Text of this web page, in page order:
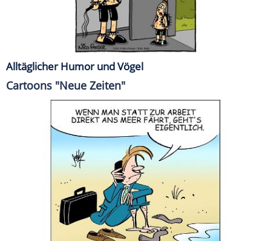
Alltäglicher Humor und Vögel
Cartoons "Neue Zeiten"